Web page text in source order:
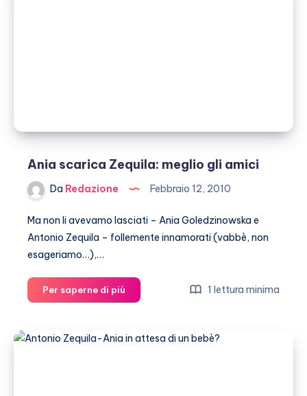
Ania scarica Zequila: meglio gli amici
Da Redazione Febbraio 12, 2010
Ma non li avevamo lasciati – Ania Goledzinowska e
Antonio Zequila – follemente innamorati (vabbè, non
esageriamo…),…
Per saperne di più
scarica
meglio
1 lettura minima